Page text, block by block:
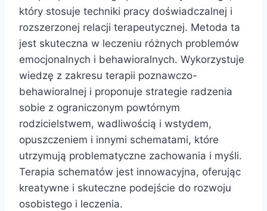
który stosuje techniki pracy doświadczalnej i
rozszerzonej relacji terapeutycznej. Metoda ta
jest skuteczna w leczeniu różnych problemów
emocjonalnych i behawioralnych. Wykorzystuje
wiedzę z zakresu terapii poznawczo-
behawioralnej i proponuje strategie radzenia
sobie z ograniczonym powtórnym
rodzicielstwem, wadliwością i wstydem,
opuszczeniem i innymi schematami, które
utrzymują problematyczne zachowania i myśli.
Terapia schematów jest innowacyjna, oferując
kreatywne i skuteczne podejście do rozwoju
osobistego i leczenia.